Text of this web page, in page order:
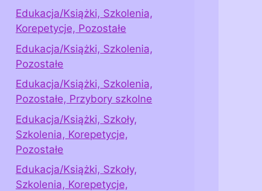
Edukacja/Książki, Szkolenia,
Korepetycje, Pozostałe
Edukacja/Książki, Szkolenia,
Pozostałe
Edukacja/Książki, Szkolenia,
Pozostałe, Przybory szkolne
Edukacja/Książki, Szkoły,
Szkolenia, Korepetycje,
Pozostałe
Edukacja/Książki, Szkoły,
Szkolenia, Korepetycje,